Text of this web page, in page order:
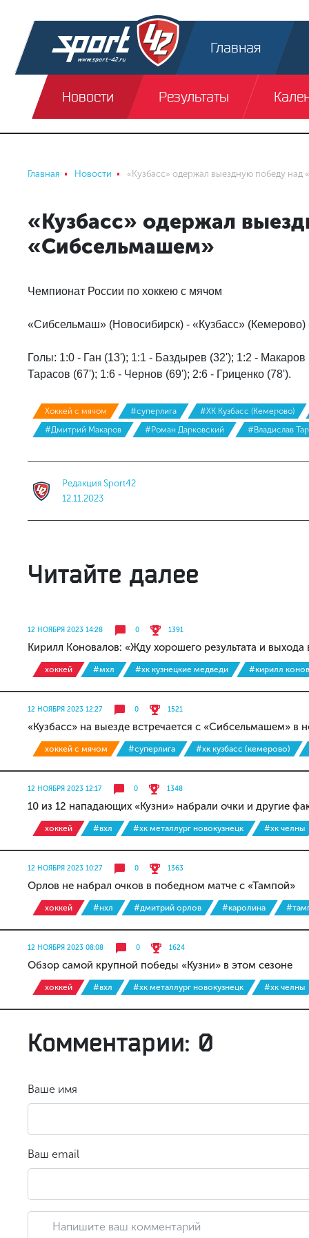
Главная
Новости Результаты
Главная Новости «Кузбасс» одержал выездную победу над
«Кузбасс» одержал
«Сибсельмашем»
Чемпионат России по хоккею с мячом
«Сибсельмаш» (Новосибирск) - «Кузбасс» (Кемерово)
Голы: 1:0 - Ган (13'); 1:1 - Баздырев (32'); 1:2 -
Тарасов (67'); 1:6 - Чернов (69'); 2:6 - Гриценко (78').
Хоккей с мячом #суперлига #ХК Кузбасс (Кемерово)
#Дмитрий Макаров
#Роман Дарковский #Владислав
Редакция Sport42
12.11.2023
Читайте далее
12 НОЯБРЯ 2023 14:28 0 1391
Кирилл Коновалов: «Жду хорошего результата и
хоккей #мхл #хк кузнецкие медведи #кирилл
12 НОЯБРЯ 2023 12:27 0 1521
«Кузбасс» на выезде встречается с «Сибсельмашем» в
хоккей с мячом #суперлига #хк кузбасс (кемерово)
12 НОЯБРЯ 2023 12:17 0 1348
10 из 12 нападающих «Кузни» набрали очки и другие
хоккей #вхл #хк металлург новокузнецк #хк челны
12 НОЯБРЯ 2023 10:27 0 1363
Орлов не набрал очков в победном матче с «Тампой»
хоккей #нхл #дмитрий орлов #каролина
12 НОЯБРЯ 2023 08:08 0 1624
Обзор самой крупной победы «Кузни» в этом сезоне
хоккей #вхл #хк металлург новокузнецк #хк челны
Комментарии: 0
Ваше имя
Ваш email